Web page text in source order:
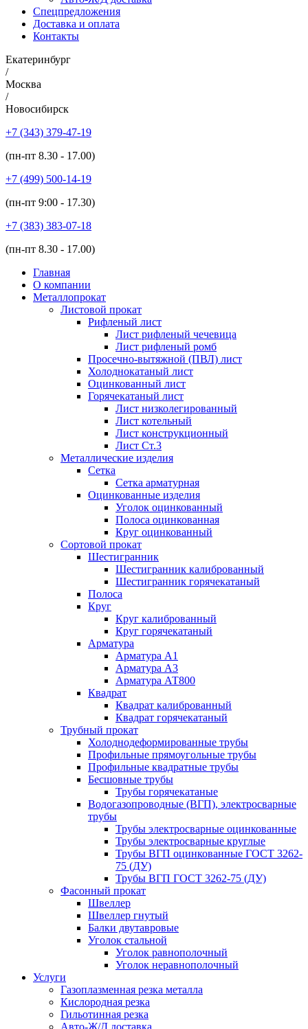
Спецпредложения
Доставка и оплата
Контакты
Екатеринбург
/
Москва
/
Новосибирск
+7 (343) 379-47-19
(пн-пт 8.30 - 17.00)
+7 (499) 500-14-19
(пн-пт 9:00 - 17.30)
+7 (383) 383-07-18
(пн-пт 8.30 - 17.00)
Главная
О компании
Металлопрокат
Листовой прокат
Рифленый лист
Лист рифленый чечевица
Лист рифленый ромб
Просечно-вытяжной (ПВЛ) лист
Холоднокатаный лист
Оцинкованный лист
Горячекатаный лист
Лист низколегированный
Лист котельный
Лист конструкционный
Лист Ст.3
Металлические изделия
Сетка
Сетка арматурная
Оцинкованные изделия
Уголок оцинкованный
Полоса оцинкованная
Круг оцинкованный
Сортовой прокат
Шестигранник
Шестигранник калиброванный
Шестигранник горячекатаный
Полоса
Круг
Круг калиброванный
Круг горячекатаный
Арматура
Арматура А1
Арматура А3
Арматура АТ800
Квадрат
Квадрат калиброванный
Квадрат горячекатаный
Трубный прокат
Холоднодеформированные трубы
Профильные прямоугольные трубы
Профильные квадратные трубы
Бесшовные трубы
Трубы горячекатаные
Водогазопроводные (ВГП), электросварные
трубы
Трубы электросварные оцинкованные
Трубы электросварные круглые
Трубы ВГП оцинкованные ГОСТ 3262-
75 (ДУ)
Трубы ВГП ГОСТ 3262-75 (ДУ)
Фасонный прокат
Швеллер
Швеллер гнутый
Балки двутавровые
Уголок стальной
Уголок равнополочный
Уголок неравнополочный
Услуги
Газоплазменная резка металла
Кислородная резка
Гильотинная резка
Авто-Ж/Д доставка